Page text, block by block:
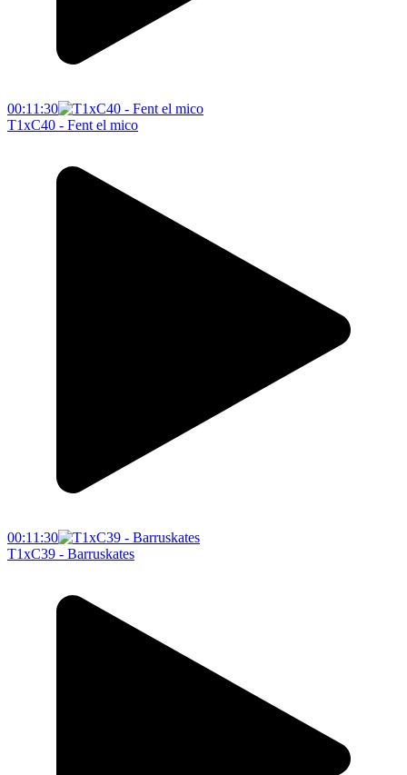
00:11:30
T1xC40 - Fent el mico
00:11:30
T1xC39 - Barruskates